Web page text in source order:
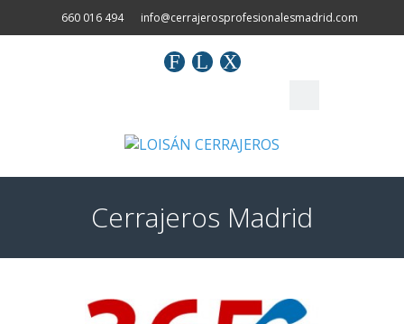
660 016 494 info@cerrajerosprofesionalesmadrid.com
F L X
Cerrajeros Madrid